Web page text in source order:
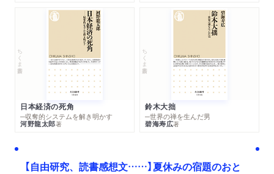
ちくま新書
日本経済の死角
─収奪的システムを解き明かす
河野龍太郎著
ちくま新書
鈴木大拙
─世界の禅を生んだ男
碧海寿広著
【自由研究、読書感想文……】夏休みの宿題のおと